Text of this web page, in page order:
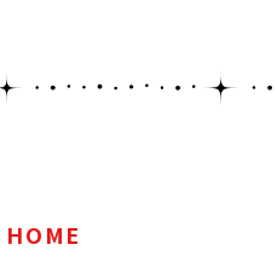
HOME